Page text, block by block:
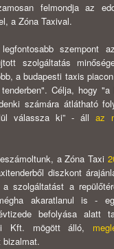
felmondja az
a Zóna Taxival.
szempont
szolgáltatás
a budapesti taxis
Célja, hogy
számára átlátható
válassza ki” - áll az
a Zóna Taxi
diszkont
szolgáltatást a
akaratlanul is -
befolyása alatt
Kft. mögött álló,